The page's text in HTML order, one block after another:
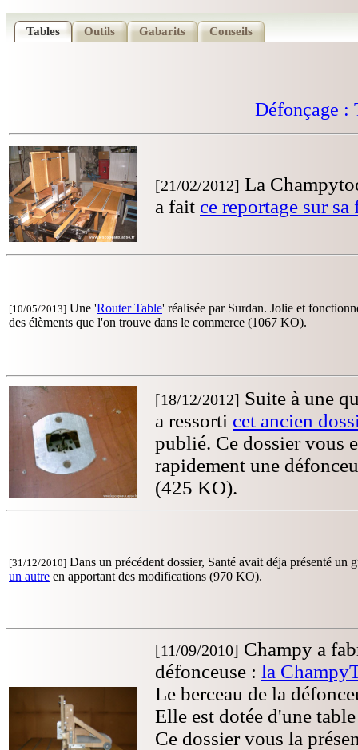
Tables Outils Gabarits Conseils
Défonçage :
[21/02/2012] La
a fait ce reportage sur
[10/05/2013] Une 'Router Table' réalisée par Surdan. Jolie et
des élèments que l'on trouve dans le commerce (1067 KO).
[18/12/2012] Suite à une
a ressorti cet ancien
publié. Ce dossier vous
rapidement une
(425 KO).
[31/12/2010] Dans un précédent dossier, Santé avait déja présenté un
un autre en apportant des modifications (970 KO).
[11/09/2010] Champy a
défonceuse : la
Le berceau de la
Elle est dotée d'une
Ce dossier vous la